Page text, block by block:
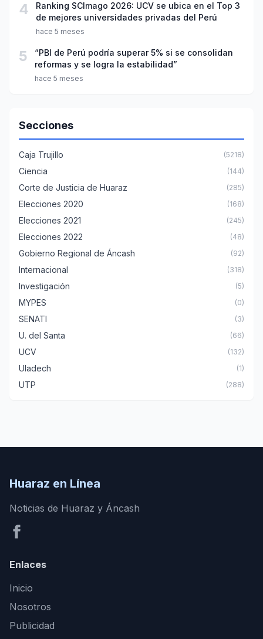
4
Ranking SCImago 2026: UCV se ubica en el Top 3
de mejores universidades privadas del Perú
hace 5 meses
5
“PBI de Perú podría superar 5% si se consolidan
reformas y se logra la estabilidad”
hace 5 meses
Secciones
Caja Trujillo (5218)
Ciencia (144)
Corte de Justicia de Huaraz (285)
Elecciones 2020 (168)
Elecciones 2021 (245)
Elecciones 2022 (48)
Gobierno Regional de Áncash (92)
Internacional (318)
Investigación (5)
MYPES (0)
SENATI (3)
U. del Santa (66)
UCV (132)
Uladech (1)
UTP (288)
Huaraz en Línea
Noticias de Huaraz y Áncash
Enlaces
Inicio
Nosotros
Publicidad